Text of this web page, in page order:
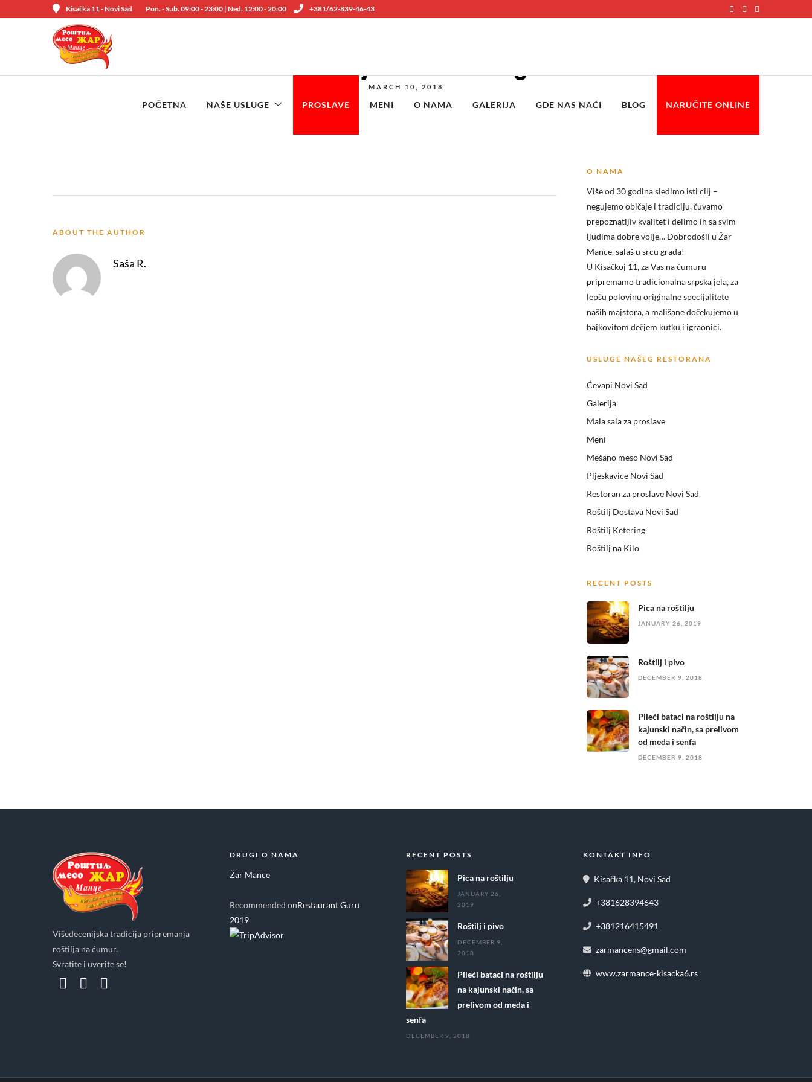
Kisačka 11 - Novi Sad Pon. - Sub. 09:00 - 23:00 | Ned. 12:00 - 20:00 +381/62-839-46-43
POČETNA NAŠE USLUGE PROSLAVE MENI O NAMA GALERIJA GDE NAS NAĆI BLOG NARUČITE ONLINE
Paradajz salata – 300g
MARCH 10, 2018
ABOUT THE AUTHOR
Saša R.
O NAMA
Više od 30 godina sledimo isti cilj –
negujemo običaje i tradiciju, čuvamo
prepoznatljiv kvalitet i delimo ih sa svim
ljudima dobre volje… Dobrodošli uŽar
Mance, salaš u srcu grada!
U Kisačkoj 11, za Vas na ćumuru
pripremamo tradicionalna srpska jela, za
lepšu polovinu originalne specijalitete
naših majstora, a mališane dočekujemo u
bajkovitom dečjem kutku i igraonici.
USLUGE NAŠEG RESTORANA
Ćevapi Novi Sad
Galerija
Mala sala za proslave
Meni
Mešano meso Novi Sad
Pljeskavice Novi Sad
Restoran za proslave Novi Sad
Roštilj Dostava Novi Sad
Roštilj Ketering
Roštilj na Kilo
RECENT POSTS
Pica na roštilju
JANUARY 26, 2019
Roštilj i pivo
DECEMBER 9, 2018
Pileći bataci na roštilju na
kajunski način, sa prelivom
od meda i senfa
DECEMBER 9, 2018
Višedecenijska tradicija pripremanja
roštilja na ćumur.
Svratite i uverite se!
DRUGI O NAMA
Žar Mance
Recommended onRestaurant Guru
2019
RECENT POSTS
Pica na roštilju
JANUARY 26,
2019
Roštilj i pivo
DECEMBER 9,
2018
Pileći bataci na roštilju
na kajunski način, sa
prelivom od meda i
senfa
DECEMBER 9, 2018
KONTAKT INFO
Kisačka 11, Novi Sad
+381628394643
+381216415491
zarmancens@gmail.com
www.zarmance-kisacka6.rs